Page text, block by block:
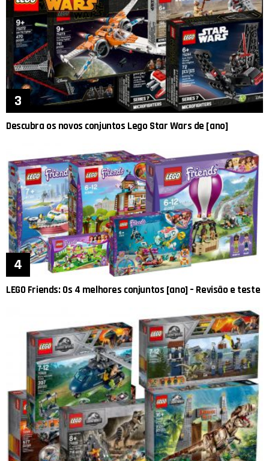
Descubra os novos conjuntos Lego Star Wars de [ano]
LEGO Friends: Os 4 melhores conjuntos [ano] – Revisão e teste